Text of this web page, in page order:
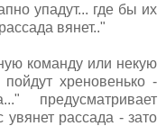
упадут... где бы их
вянет.."
команду или некую
хреновенько -
предусматривает
рассада - зато